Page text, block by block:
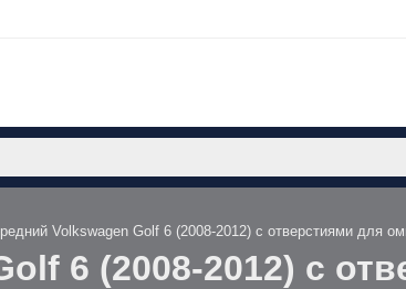
Volkswagen Golf 6 (2008-2012) с отверстиями для
6 (2008-2012) с